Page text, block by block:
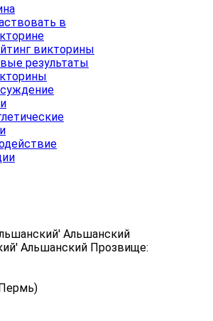
в
викторины
результаты
Альшанский Прозвище: